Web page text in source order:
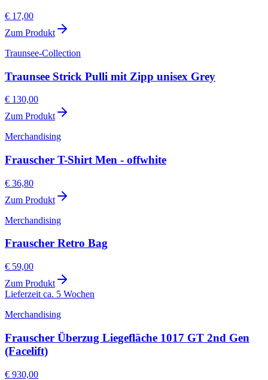
€ 17,00
Zum Produkt
Traunsee-Collection
Traunsee Strick Pulli mit Zipp unisex Grey
€ 130,00
Zum Produkt
Merchandising
Frauscher T-Shirt Men - offwhite
€ 36,80
Zum Produkt
Merchandising
Frauscher Retro Bag
€ 59,00
Zum Produkt
Lieferzeit ca. 5 Wochen
Merchandising
Frauscher Überzug Liegefläche 1017 GT 2nd Gen
(Facelift)
€ 930,00